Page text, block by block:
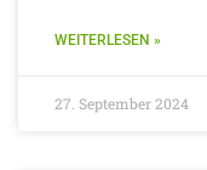
WEITERLESEN »
27. September 2024